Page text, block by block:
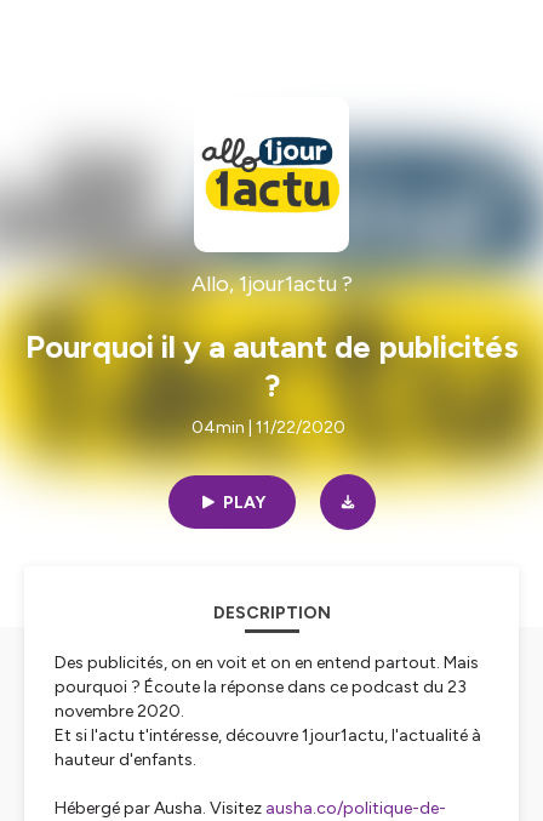
Allo, 1jour1actu ?
Pourquoi il y a autant de publicités
?
04min | 11/22/2020
PLAY
DESCRIPTION
Des publicités, on en voit et on en entend partout. Mais
pourquoi ? Écoute la réponse dans ce podcast du 23
novembre 2020.
Et si l'actu t'intéresse, découvre 1jour1actu, l'actualité à
hauteur d'enfants.
Hébergé par Ausha. Visitez ausha.co/politique-de-